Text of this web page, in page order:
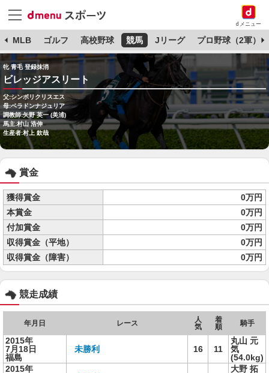
dメニュー
MLB ゴルフ 高校野球 競馬 Jリーグ プロ野球（2軍）
牝 青毛 登録抹消
ビレッジアスリート
父:シンボリクリスエス
母:ベラドンナジュリア
調教師:矢野 英一 (美浦)
馬主:村山 浩伸
生産者:村上 欽哉
賞金
獲得賞金
0万円
本賞金
0万円
付加賞金
0万円
収得賞金（平地）
0万円
収得賞金（障害）
0万円
競走成績
年月日 レース
人
気
着
順
騎手
2015年
7月18日
福島
未勝利 16 11
丸山 元
気
(54.0kg)
2015年
大野 拓